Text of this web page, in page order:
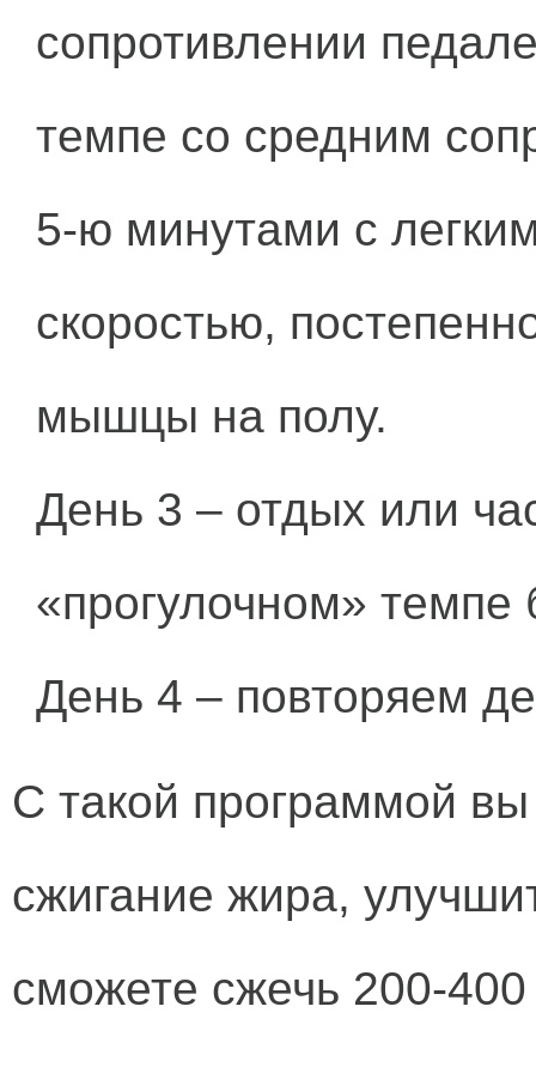
сопротивлении
темпе со средним
5-ю минутами с
скоростью,
мышцы на полу.
День 3 – отдых или
«прогулочном» темпе
День 4 – повторяем
С такой программой
сжигание жира,
сможете сжечь 200-